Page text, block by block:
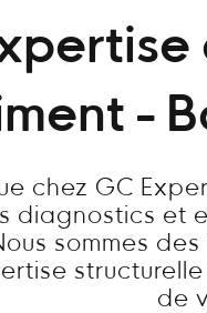
-
chez GC
diagnostics et
sommes
de